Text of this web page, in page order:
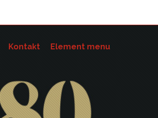
Kontakt Element menu